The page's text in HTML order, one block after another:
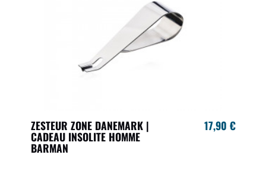
ZESTEUR ZONE DANEMARK |
CADEAU INSOLITE HOMME
BARMAN
17,90 €